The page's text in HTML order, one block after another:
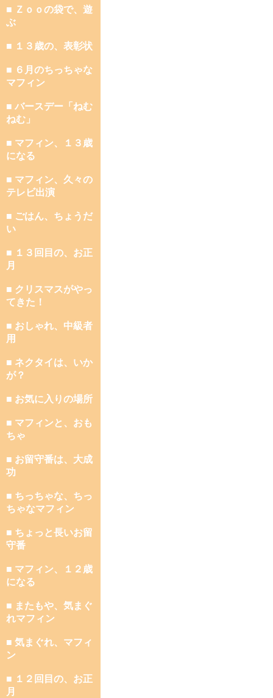
■ Ｚｏｏの袋で、遊
ぶ
■ １３歳の、表彰状
■ ６月のちっちゃな
マフィン
■ バースデー「ねむ
ねむ」
■ マフィン、１３歳
になる
■ マフィン、久々の
テレビ出演
■ ごはん、ちょうだ
い
■ １３回目の、お正
月
■ クリスマスがやっ
てきた！
■ おしゃれ、中級者
用
■ ネクタイは、いか
が？
■ お気に入りの場所
■ マフィンと、おも
ちゃ
■ お留守番は、大成
功
■ ちっちゃな、ちっ
ちゃなマフィン
■ ちょっと長いお留
守番
■ マフィン、１２歳
になる
■ またもや、気まぐ
れマフィン
■ 気まぐれ、マフィ
ン
■ １２回目の、お正
月